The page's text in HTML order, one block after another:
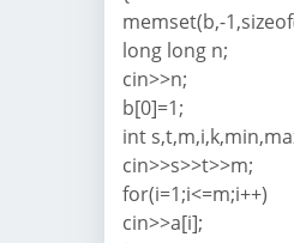
memset(b,-
long long n;
cin>>n;
b[0]=1;
int
cin>>s>>t>>m;
for(i=1;i<=m;i++)
cin>>a[i];